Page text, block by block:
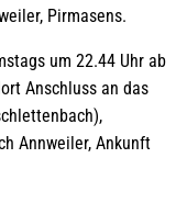
Pirmasens.
um 22.44 Uhr ab
Anschluss an das
Annweiler, Ankunft